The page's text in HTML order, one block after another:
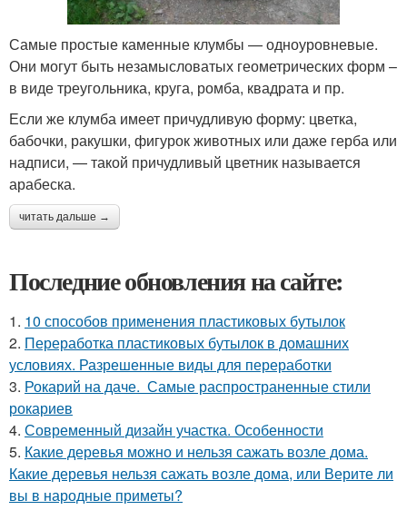
Самые простые каменные клумбы — одноуровневые.
Они могут быть незамысловатых геометрических форм –
в виде треугольника, круга, ромба, квадрата и пр.
Если же клумба имеет причудливую форму: цветка,
бабочки, ракушки, фигурок животных или даже герба или
надписи, — такой причудливый цветник называется
арабеска.
читать дальше →
Последние обновления на сайте:
1. 10 способов применения пластиковых бутылок
2. Переработка пластиковых бутылок в домашних
условиях. Разрешенные виды для переработки
3. Рокарий на даче. Самые распространенные стили
рокариев
4. Современный дизайн участка. Особенности
5. Какие деревья можно и нельзя сажать возле дома.
Какие деревья нельзя сажать возле дома, или Верите ли
вы в народные приметы?